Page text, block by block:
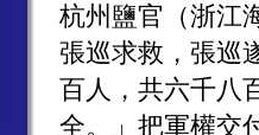
杭州鹽官（浙江
張巡求救，張巡
百人，共六千八
全。」把軍權交